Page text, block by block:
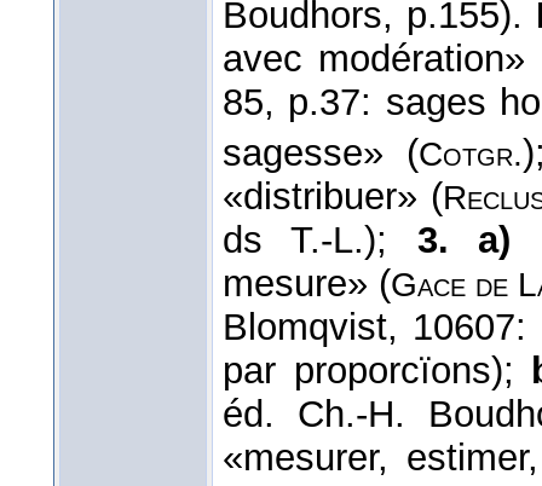
Boudhors, p.155).
avec modération»
85, p.37: sages
sagesse» (Cotgr.
«distribuer» (
ds T.-L.); 3. a)
mesure» (Gace de
Blomqvist,
par proporcïons);
éd. Ch.-H.
«mesurer,